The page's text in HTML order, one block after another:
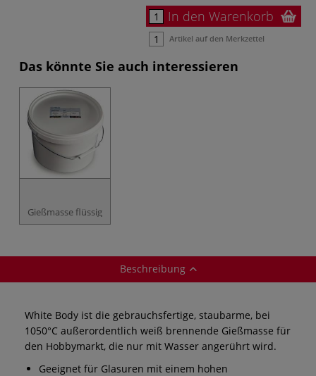
In den Warenkorb
Artikel auf den Merkzettel
Das könnte Sie auch interessieren
Gießmasse flüssig
Beschreibung
White Body ist die gebrauchsfertige, staubarme, bei
1050°C außerordentlich weiß brennende Gießmasse für
den Hobbymarkt, die nur mit Wasser angerührt wird.
Geeignet für Glasuren mit einem hohen